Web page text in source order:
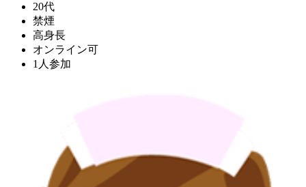
20代
禁煙
高身長
オンライン可
1人参加